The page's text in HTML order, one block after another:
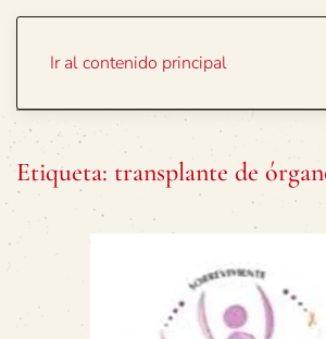
Ir al contenido principal
Etiqueta: transplante de